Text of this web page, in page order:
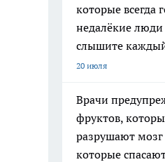
которые всегда
недалёкие
слышите
20 июля
Врачи
фруктов,
разрушают
которые